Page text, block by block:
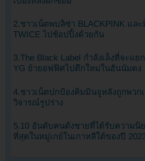
2.ชาวเน็ตพบลิซ่า BLACKPINK และ
TWICE ไปช้อปปิ้งด้วยกัน
3.The Black Label กำลังเล็งที่จะแย
YG ย้ายอฟฟิศไปตึกใหม่ในฮันนัมดง
4.ชาวเน็ตปกป้องคิมมินจูหลังถูกพวก
วิจารณ์รูปร่าง
5.10 อันดับคนดังชายที่ได้รับความนิ
ที่สุดในหมู่เกย์ในเกาหลีใต้ของปี